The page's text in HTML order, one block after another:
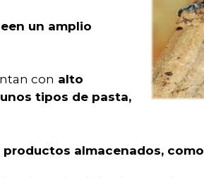
un amplio
con alto
tipos de pasta,
productos almacenados,